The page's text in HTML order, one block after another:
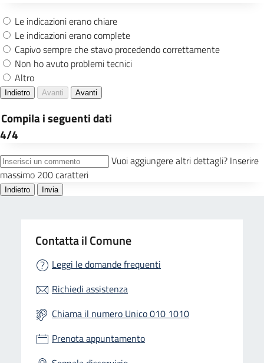
Contatta il Comune
Leggi le domande frequenti
Richiedi assistenza
Chiama il numero Unico 010 1010
Prenota appuntamento